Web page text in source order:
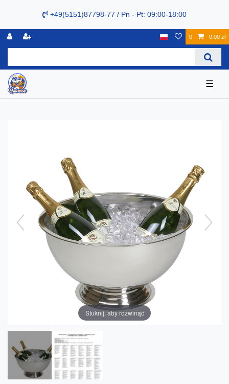
+49(5151)87798-77 / Pn - Pt: 09:00-18:00
0 0,00 zł
☰
Stuknij, aby rozwinąć